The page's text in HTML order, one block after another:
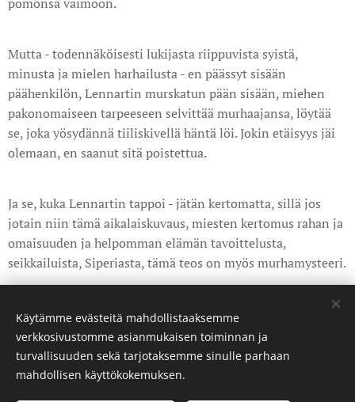
Mutta - todennäköisesti lukijasta riippuvista syistä,
minusta ja mielen harhailusta - en päässyt sisään
päähenkilön, Lennartin murskatun pään sisään, miehen
pakonomaiseen tarpeeseen selvittää murhaajansa, löytää
se, joka yösydännä tiiliskivellä häntä löi. Jokin etäisyys jäi
olemaan, en saanut sitä poistettua.
Ja se, kuka Lennartin tappoi - jätän kertomatta, sillä jos
jotain niin tämä aikalaiskuvaus, miesten kertomus rahan ja
omaisuuden ja helpomman elämän tavoittelusta,
seikkailuista, Siperiasta, tämä teos on myös murhamysteeri.
Share
©curatedbyanda. Kaikki oikeudet pidätetään.
Käytämme evästeitä mahdollistaaksemme
verkkosivustomme asianmukaisen toiminnan ja
turvallisuuden sekä tarjotaksemme sinulle parhaan
mahdollisen käyttökokemuksen.